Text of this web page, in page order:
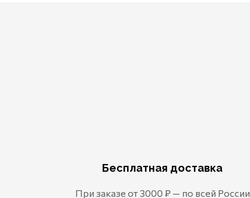
Бесплатная доставка
При заказе от 3000 ₽ — по всей России